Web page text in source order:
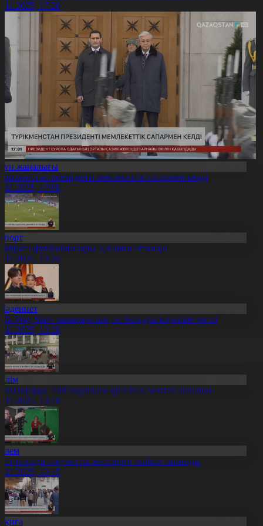
17:20
жаңалығы
президенті мемлекеттік сапармен келді
17:00
футболшылары Данияға аттанды
13:22
Way Star» халықаралық ән байқауы мәресіне жетті
13:20
1500 оқушыға арналған мектеп ашылды
13:18
әлеуметтік желілерге тыйым салынды
13:15